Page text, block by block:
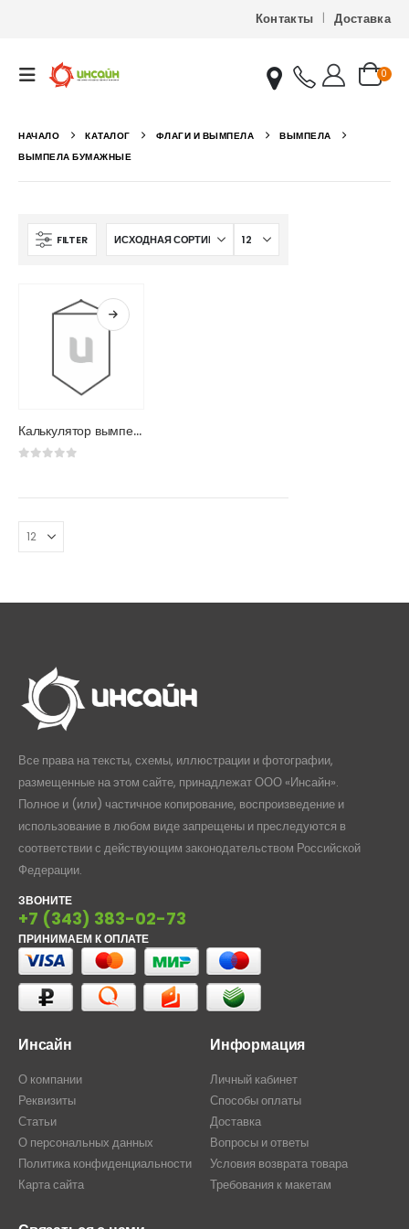
Контакты Доставка
0
НАЧАЛО КАТАЛОГ ФЛАГИ И ВЫМПЕЛА
ВЫМПЕЛА
ВЫМПЕЛА БУМАЖНЫЕ
FILTER
Калькулятор вымпелов бумажных
Все права на тексты, схемы, иллюстрации и фотографии,
размещенные на этом сайте, принадлежат ООО «Инсайн».
Полное и (или) частичное копирование, воспроизведение и
использование в любом виде запрещены и преследуются в
соответствии с действующим законодательством Российской
Федерации.
ЗВОНИТЕ
+7 (343) 383-02-73
ПРИНИМАЕМ К ОПЛАТЕ
Инсайн
О компании
Реквизиты
Статьи
О персональных данных
Политика конфиденциальности
Карта сайта
Информация
Личный кабинет
Способы оплаты
Доставка
Вопросы и ответы
Условия возврата товара
Требования к макетам